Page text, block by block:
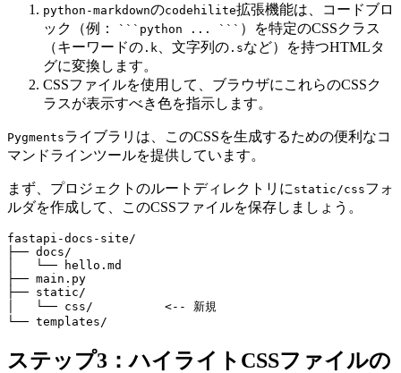
python-markdownのcodehilite拡張機能は、コードブロ
ック（例：
```python ... ``` ）を特定のCSSクラス
（キーワードの .k 、文字列の .sなど）を持つHTMLタ
グに変換します。
CSSファイルを使用して、ブラウザにこれらのCSSク
ラスが表示すべき色を指示します。
Pygmentsライブラリは、このCSSを生成するための便利なコ
マンドラインツールを提供しています。
まず、プロジェクトのルートディレクトリに static/cssフォ
ルダを作成して、このCSSファイルを保存しましょう。
fastapi-docs-site/
├── docs/
│   └── hello.md
├── main.py
├── static/
│   └── css/          <-- 新規
ステップ3：ハイライトCSSファイルの